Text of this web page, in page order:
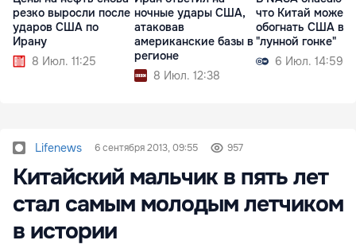
резко выросли после
ударов США по
Ирану
8 Июл. 11:25
ночные удары США,
атаковав
американские базы в
регионе
8 Июл. 12:38
что Китай может
обогнать США в
"лунной гонке"
6 Июл. 14:59
Lifenews 6 сентября 2013, 09:55 957
Китайский мальчик в пять лет
стал самым молодым летчиком
в истории